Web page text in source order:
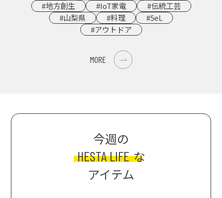
#地方創生
#IoT家電
#伝統工芸
#山梨県
#料理
#5eL
#アウトドア
MORE
今週の
HESTA LIFE な
アイテム